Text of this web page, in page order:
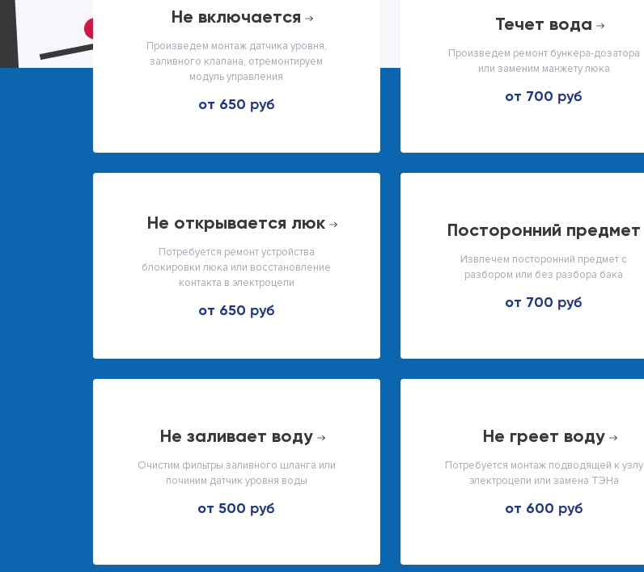
не включается
Произведем монтаж датчика уровня,
заливного клапана, отремонтируем
модуль управления
от 650
течет вода
Произведем ремонт бункера-дозатора
или заменим манжету люка
от 700
не открывается люк
Потребуется ремонт устройства
блокировки люка или восстановление
контакта в электроцепи
от 650
посторонний предмет
Извлечем посторонний предмет с
разбором или без разбора бака
от 700
не заливает воду
Очистим фильтры заливного шланга или
починим датчик уровня воды
от 500
не греет воду
Потребуется монтаж подводящей к узлу
электроцепи или замена ТЭНа
от 600